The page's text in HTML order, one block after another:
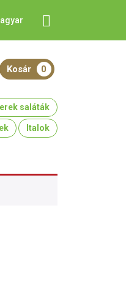
Kosár 0
saláták
Italok